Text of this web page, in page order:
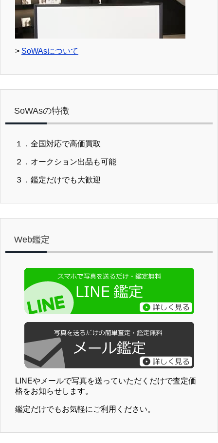
> SoWAsについて
SoWAsの特徴
１．全国対応で高価買取
２．オークション出品も可能
３．鑑定だけでも大歓迎
Web鑑定
LINEやメールで写真を送っていただくだけで査定価
格をお知らせします。
鑑定だけでもお気軽にご利用ください。